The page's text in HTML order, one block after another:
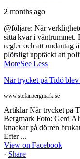
2 months ago
@följare: När
sitta kvar i väntrummet.
regler och att undantag
plötsligt upptäckt att
MoreSee Less
När trycket på Tidö
www.stefanbergmark.se
Artiklar När trycket på
Bergmark Foto: Gerd
knackar på dörren
Efter ...
View on Facebook
· Share